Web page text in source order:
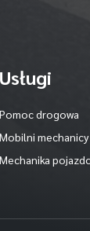
Usługi
Pomoc drogowa
Mobilni mechanicy
Mechanika